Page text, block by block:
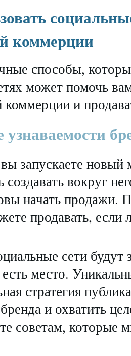
коммерции
способы,
может помочь
коммерции и
запускаете новый
создавать вокруг
начать продажи.
продавать, если
сети
место.
стратегия
и охватить
советам, которые